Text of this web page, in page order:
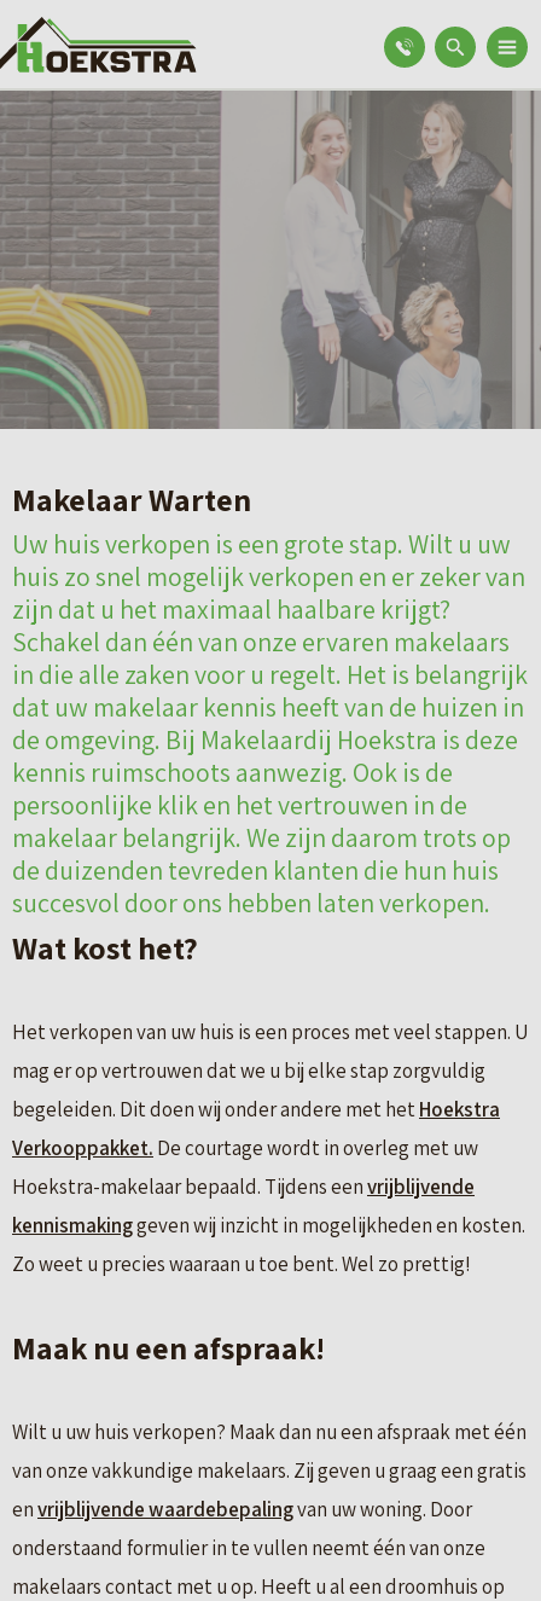
Makelaar Warten
Uw huis verkopen is een grote stap. Wilt u uw
huis zo snel mogelijk verkopen en er zeker van
zijn dat u het maximaal haalbare krijgt?
Schakel dan één van onze ervaren makelaars
in die alle zaken voor u regelt. Het is belangrijk
dat uw makelaar kennis heeft van de huizen in
de omgeving. Bij Makelaardij Hoekstra is deze
kennis ruimschoots aanwezig. Ook is de
persoonlijke klik en het vertrouwen in de
makelaar belangrijk. We zijn daarom trots op
de duizenden tevreden klanten die hun huis
succesvol door ons hebben laten verkopen.
Wat kost het?
Het verkopen van uw huis is een proces met veel stappen. U
mag er op vertrouwen dat we u bij elke stap zorgvuldig
begeleiden. Dit doen wij onder andere met hetHoekstra
Verkooppakket. De courtage wordt in overleg met uw
Hoekstra-makelaar bepaald. Tijdens eenvrijblijvende
kennismakinggeven wij inzicht in mogelijkheden en kosten.
Zo weet u precies waaraan u toe bent. Wel zo prettig!
Maak nu een afspraak!
Wilt u uw huis verkopen? Maak dan nu een afspraak met één
van onze vakkundige makelaars. Zij geven u graag een gratis
envrijblijvende waardebepalingvan uw woning. Door
onderstaand formulier in te vullen neemt één van onze
makelaars contact met u op. Heeft u al een droomhuis op